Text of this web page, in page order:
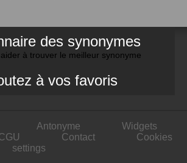
des synonymes
à trouver le meilleur synonyme
à vos favoris
Antonyme
Widgets
Contact
Cookies
settings